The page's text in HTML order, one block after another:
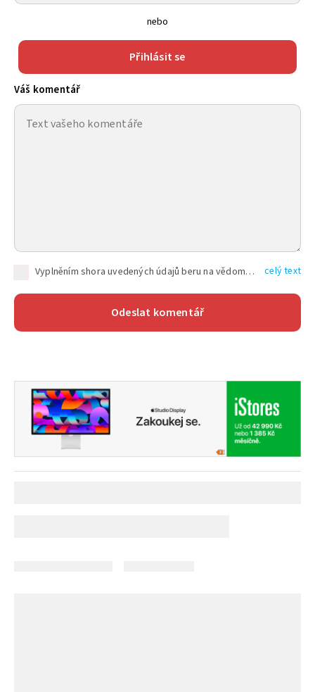
nebo
Přihlásit se
Váš komentář
Vyplněním shora uvedených údajů beru na vědomí, že společnost TEXT FACTORY s.r.o., sídlem Brno, Durďákova 336/29, Černá Pole, PSČ: 613 00, IČ: 06157831, zapsané u Krajského soudu v Brně, oddíl C, vložka 100399, bude zpracovávat mé osobní údaje uvedené v rámci mnou vyplněného registračního formuláře na základě oprávněných zájmů TEXT FACTORY s.r.o. dle čl. 6 odst. 1 písm. f) GDPR a pro splnění právních povinností (čl. 6 odst. 1 písm. c) GDPR), a to pro tyto účely: nezbytnost zajistit oprávnění návštěvníka webových stránek provozovaných společností TEXT FACTORY s.r.o. přispívat aktivně ke zveřejněným článkům nebo v rámci diskusních fór a výkon práv TEXT FACTORY s.r.o. jako administrátora těchto diskusních fór. Více informací o zpracování osobních údajů a právech lze nalézt v celý text